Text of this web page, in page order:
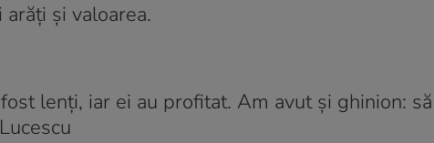
și valoarea.
lenți, iar ei au profitat. Am avut și ghinion: